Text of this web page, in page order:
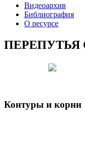
Видеоархив
Библиография
О ресурсе
ПЕРЕПУТЬЯ
Контуры и корни